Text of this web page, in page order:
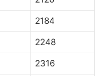
2184
2248
2316